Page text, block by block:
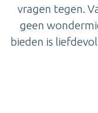
vragen tegen.
geen
bieden is